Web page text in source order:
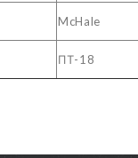
McHale
ПТ-18